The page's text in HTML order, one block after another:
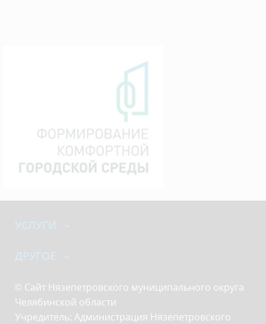
УСЛУГИ
ДРУГОЕ
© Сайт Нязепетровского муниципального округа
Челябинской области
Учредитель: Администрация Нязепетровского